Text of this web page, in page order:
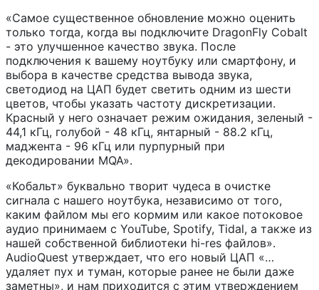
«Самое существенное обновление можно оценить
только тогда, когда вы подключите DragonFly Cobalt
- это улучшенное качество звука. После
подключения к вашему ноутбуку или смартфону, и
выбора в качестве средства вывода звука,
светодиод на ЦАП будет светить одним из шести
цветов, чтобы указать частоту дискретизации.
Красный у него означает режим ожидания, зеленый -
44,1 кГц, голубой - 48 кГц, янтарный - 88.2 кГц,
маджента - 96 кГц или пурпурный при
декодировании MQA».
«Кобальт» буквально творит чудеса в очистке
сигнала с нашего ноутбука, независимо от того,
каким файлом мы его кормим или какое потоковое
аудио принимаем с YouTube, Spotify, Tidal, а также из
нашей собственной библиотеки hi-res файлов».
AudioQuest утверждает, что его новый ЦАП «…
удаляет пух и туман, которые ранее не были даже
заметны», и нам приходится с этим утверждением